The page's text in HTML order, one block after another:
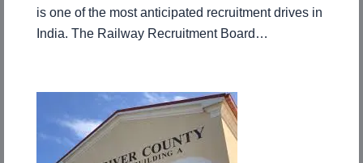
is one of the most anticipated recruitment drives in
India. The Railway Recruitment Board…